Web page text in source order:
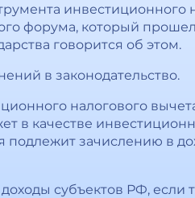
инвестиционного
форума, который
говорится об этом.
в законодательство.
налогового
в качестве
подлежит зачислению в
субъектов РФ, если